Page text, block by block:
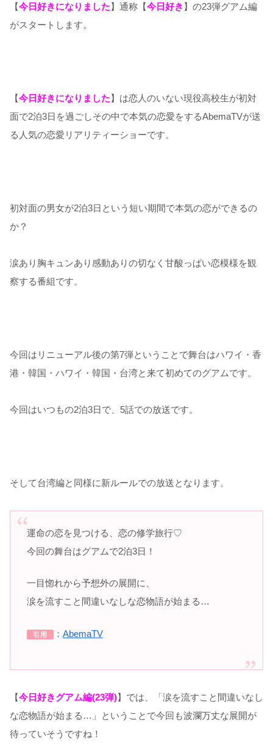
【今日好きになりました】通称【今日好き 】の23弾グアム編
がスタートします。
【今日好きになりました】は恋人のいない現役高校生が初対
面で2泊3日を過ごしその中で本気の恋愛をするAbemaTVが送
る人気の恋愛リアリティーショーです。
初対面の男女が2泊3日という短い期間で本気の恋ができるの
か？
涙あり胸キュンあり感動ありの切なく甘酸っぱい恋模様を観
察する番組です。
今回はリニューアル後の第7弾ということで舞台はハワイ・香
港・韓国・ハワイ・韓国・台湾と来て初めてのグアムです。
今回はいつもの2泊3日で、5話での放送です。
そして台湾編と同様に新ルールでの放送となります。
運命の恋を見つける、恋の修学旅行♡
今回の舞台はグアムで2泊3日！
一目惚れから予想外の展開に、
涙を流すこと間違いなしな恋物語が始まる…
引用 ： AbemaTV
【今日好きグアム編(23弾)】では、「涙を流すこと間違いなし
な恋物語が始まる…」ということで今回も波瀾万丈な展開が
待っていそうですね！